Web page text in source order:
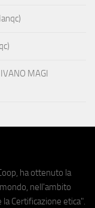
MAGI
ha ottenuto la
nell'ambito
Certificazione etica".